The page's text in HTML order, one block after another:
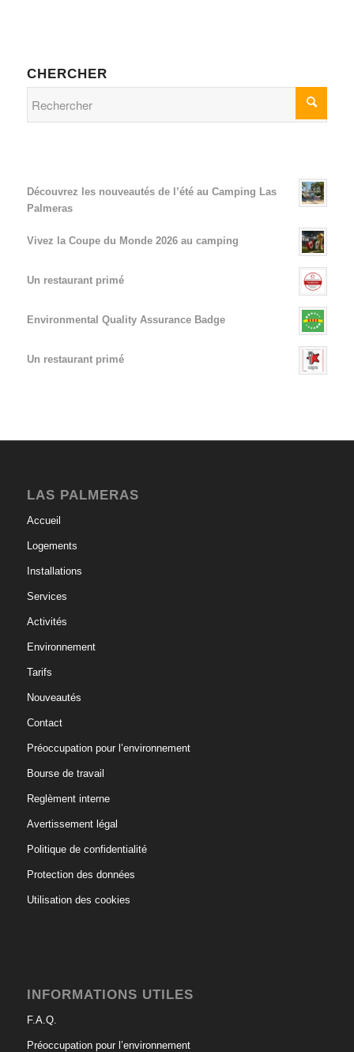
CHERCHER
Découvrez les nouveautés de l’été au Camping Las
Palmeras
Vivez la Coupe du Monde 2026 au camping
Un restaurant primé
Environmental Quality Assurance Badge
Un restaurant primé
LAS PALMERAS
Accueil
Logements
Installations
Services
Activités
Environnement
Tarifs
Nouveautés
Contact
Préoccupation pour l’environnement
Bourse de travail
Reglèment interne
Avertissement légal
Politique de confidentialité
Protection des données
Utilisation des cookies
INFORMATIONS UTILES
F.A.Q.
Préoccupation pour l’environnement